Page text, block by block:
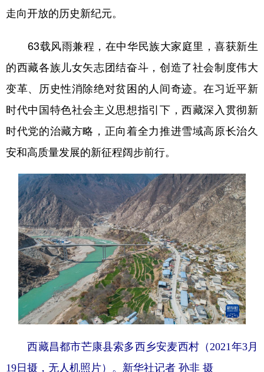
走向开放的历史新纪元。
63载风雨兼程，在中华民族大家庭里，喜获新生
的西藏各族儿女矢志团结奋斗，创造了社会制度伟大
变革、历史性消除绝对贫困的人间奇迹。在习近平新
时代中国特色社会主义思想指引下，西藏深入贯彻新
时代党的治藏方略，正向着全力推进雪域高原长治久
安和高质量发展的新征程阔步前行。
西藏昌都市芒康县索多西乡安麦西村（2021年3月
19日摄，无人机照片）。 新华社记者 孙非 摄